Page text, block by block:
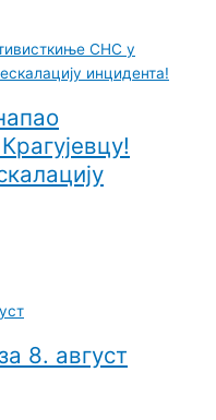
8. август